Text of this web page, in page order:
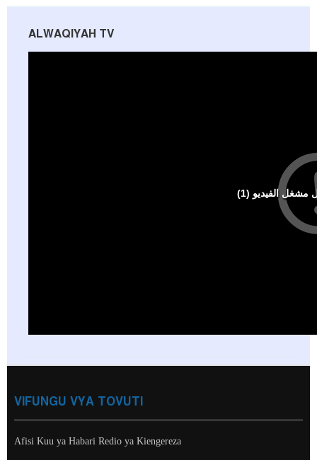
ALWAQIYAH TV
VIFUNGU VYA TOVUTI
Afisi Kuu ya Habari Redio ya Kiengereza